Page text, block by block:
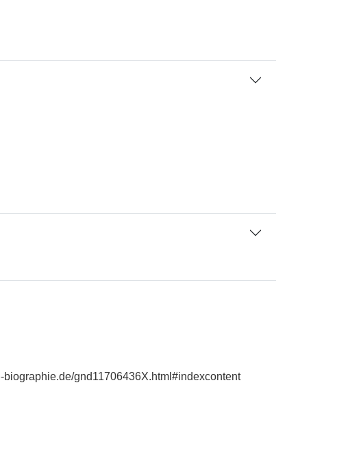
gnd11706436X.html#indexcontent